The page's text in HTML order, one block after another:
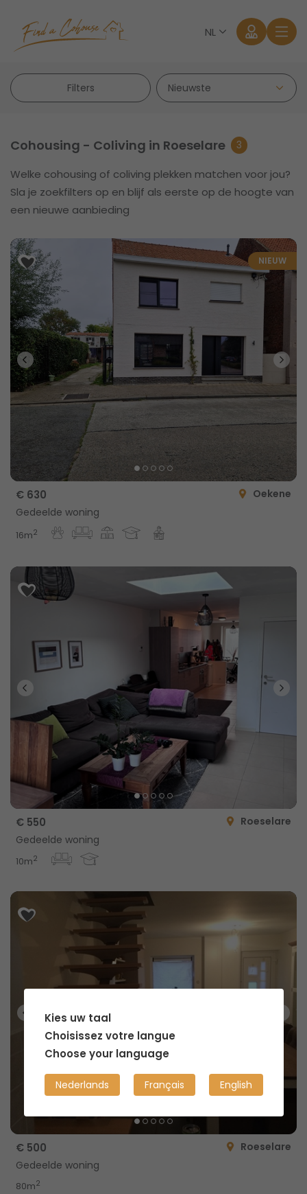
NL
Aanmelden
Wachtwoord vergeten?
Filters
Cohousing - Coliving in Roeselare 3
Welke cohousing of coliving plekken matchen voor jou?
Sla je zoekfilters op en blijf als eerste op de hoogte van
een nieuwe aanbieding
NIEUW
€ 630
Oekene
Gedeelde woning
16m2
€ 550
Roeselare
Gedeelde woning
10m2
€ 500
Roeselare
Gedeelde woning
80m2
Kies uw taal
Choisissez votre langue
Choose your language
Nederlands Français English